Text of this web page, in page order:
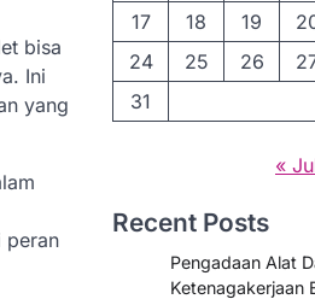
bisa
Ini
yang
peran
17
18 19
24
25 26
31
«
Recent Posts
Pengadaan Alat
Ketenagakerjaan